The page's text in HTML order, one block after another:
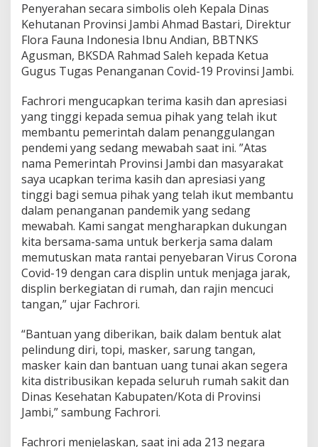
S
,
D
A
N
B
S
D
Penyerahan secara simbolis oleh Kepala Dinas
Kehutanan Provinsi Jambi Ahmad Bastari, Direktur
Flora Fauna Indonesia Ibnu Andian, BBTNKS
Agusman, BKSDA Rahmad Saleh kepada Ketua
Gugus Tugas Penanganan Covid-19 Provinsi Jambi.
Fachrori mengucapkan terima kasih dan apresiasi
yang tinggi kepada semua pihak yang telah ikut
membantu pemerintah dalam penanggulangan
pendemi yang sedang mewabah saat ini. ”Atas
nama Pemerintah Provinsi Jambi dan masyarakat
saya ucapkan terima kasih dan apresiasi yang
tinggi bagi semua pihak yang telah ikut membantu
dalam penanganan pandemik yang sedang
mewabah. Kami sangat mengharapkan dukungan
kita bersama-sama untuk berkerja sama dalam
memutuskan mata rantai penyebaran Virus Corona
Covid-19 dengan cara displin untuk menjaga jarak,
displin berkegiatan di rumah, dan rajin mencuci
tangan,” ujar Fachrori.
“Bantuan yang diberikan, baik dalam bentuk alat
pelindung diri, topi, masker, sarung tangan,
masker kain dan bantuan uang tunai akan segera
kita distribusikan kepada seluruh rumah sakit dan
Dinas Kesehatan Kabupaten/Kota di Provinsi
Jambi,” sambung Fachrori.
Fachrori menjelaskan, saat ini ada 213 negara